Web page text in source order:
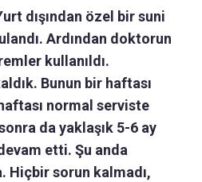
dışından özel bir suni
Ardından doktorun
kullanıldı.
Bunun bir haftası
normal serviste
da yaklaşık 5-6 ay
etti. Şu anda
Hiçbir sorun kalmadı,